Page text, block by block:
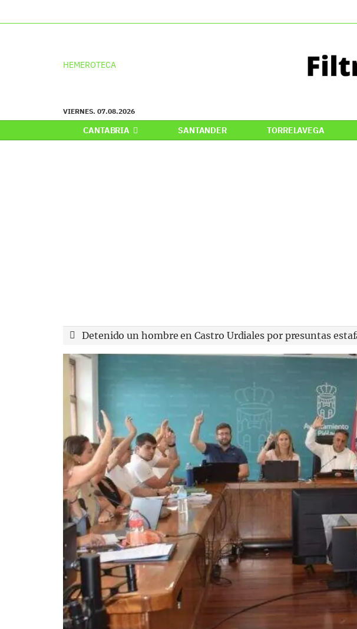
HEMEROTECA
VIERNES. 07.08.2026
CANTABRIA SANTANDER TORRELAVEGA
Detenido un hombre en Castro Urdiales por presuntas